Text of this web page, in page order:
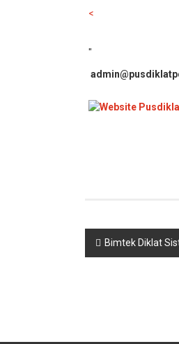
<
"
Navigasi
pos
Bimtek Diklat